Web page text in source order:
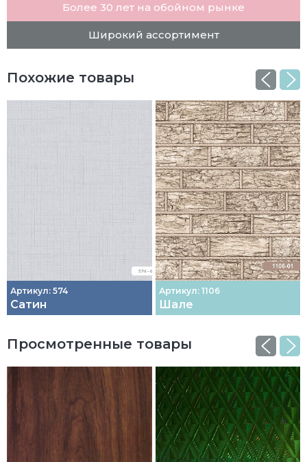
Более 30 лет на обойном рынке
Широкий ассортимент
Похожие товары
Артикул: 574
Сатин
Артикул: 1106
Шале
Просмотренные товары